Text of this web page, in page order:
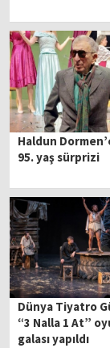
Haldun
95. yaş sürprizi
Dünya Tiyatro
“3 Nalla 1 At”
galası yapıldı